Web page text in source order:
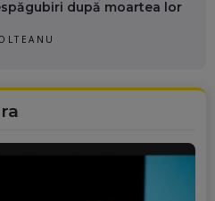
după moartea lor